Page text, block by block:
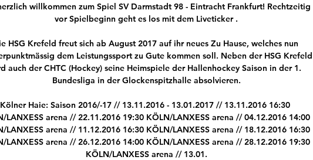
willkommen zum Spiel SV Darmstadt 98 - Eintracht Frankfurt! Rechtzeitig
vor Spielbeginn geht es los mit dem Liveticker .
HSG Krefeld freut sich ab August 2017 auf ihr neues Zu Hause, welches nun
dem Leistungssport zu Gute kommen soll. Neben der HSG Krefeld
auch der CHTC (Hockey) seine Heimspiele der Hallenhockey Saison in der 1.
Bundesliga in der Glockenspitzhalle absolvieren.
Kölner Haie: Saison 2016/-17 // 13.11.2016 - 13.01.2017 // 13.11.2016 16:30
LANXESS arena // 22.11.2016 19:30 KÖLN/LANXESS arena // 04.12.2016 14:00
LANXESS arena // 11.12.2016 16:30 KÖLN/LANXESS arena // 18.12.2016 16:30
LANXESS arena // 26.12.2016 14:00 KÖLN/LANXESS arena // 28.12.2016 19:30
KÖLN/LANXESS arena // 13.01.